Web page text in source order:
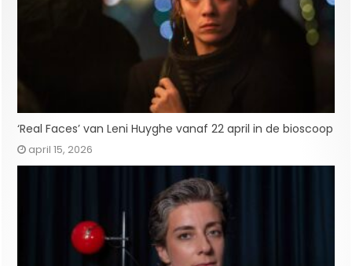
‘Real Faces’ van Leni Huyghe vanaf 22 april in de bioscoop
april 15, 2026